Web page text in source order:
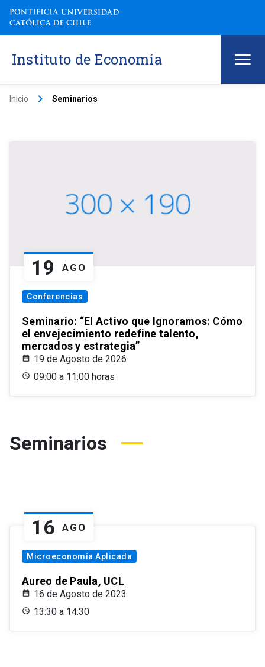
Instituto de Economía
Inicio keyboard_arrow_right Seminarios
19 AGO
Conferencias
Seminario: “El Activo que Ignoramos: Cómo
el envejecimiento redefine talento,
mercados y estrategia”
19 de Agosto de 2026
09:00 a 11:00 horas
Seminarios
16 AGO
Microeconomía Aplicada
Aureo de Paula, UCL
16 de Agosto de 2023
13:30 a 14:30